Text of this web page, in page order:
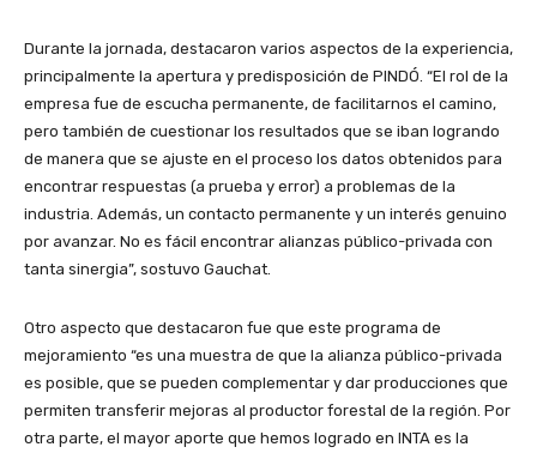
Durante la jornada, destacaron varios aspectos de la experiencia,
principalmente la apertura y predisposición de PINDÓ. “El rol de la
empresa fue de escucha permanente, de facilitarnos el camino,
pero también de cuestionar los resultados que se iban logrando
de manera que se ajuste en el proceso los datos obtenidos para
encontrar respuestas (a prueba y error) a problemas de la
industria. Además, un contacto permanente y un interés genuino
por avanzar. No es fácil encontrar alianzas público-privada con
tanta sinergia”, sostuvo Gauchat.
Otro aspecto que destacaron fue que este programa de
mejoramiento “es una muestra de que la alianza público-privada
es posible, que se pueden complementar y dar producciones que
permiten transferir mejoras al productor forestal de la región. Por
otra parte, el mayor aporte que hemos logrado en INTA es la